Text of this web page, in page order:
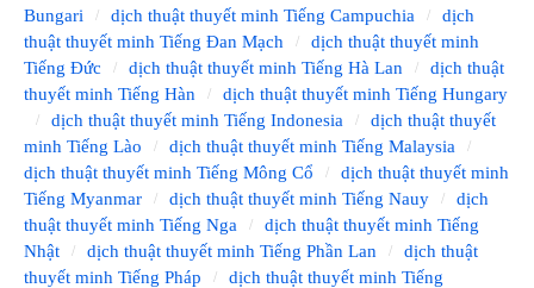
Bungari
dịch thuật thuyết minh Tiếng Campuchia
dịch
thuật thuyết minh Tiếng Đan Mạch
dịch thuật thuyết minh
Tiếng Đức
dịch thuật thuyết minh Tiếng Hà Lan
dịch thuật
thuyết minh Tiếng Hàn
dịch thuật thuyết minh Tiếng Hungary
dịch thuật thuyết minh Tiếng Indonesia
dịch thuật thuyết
minh Tiếng Lào
dịch thuật thuyết minh Tiếng Malaysia
dịch thuật thuyết minh Tiếng Mông Cổ
dịch thuật thuyết minh
Tiếng Myanmar
dịch thuật thuyết minh Tiếng Nauy
dịch
thuật thuyết minh Tiếng Nga
dịch thuật thuyết minh Tiếng
Nhật
dịch thuật thuyết minh Tiếng Phần Lan
dịch thuật
thuyết minh Tiếng Pháp
dịch thuật thuyết minh Tiếng